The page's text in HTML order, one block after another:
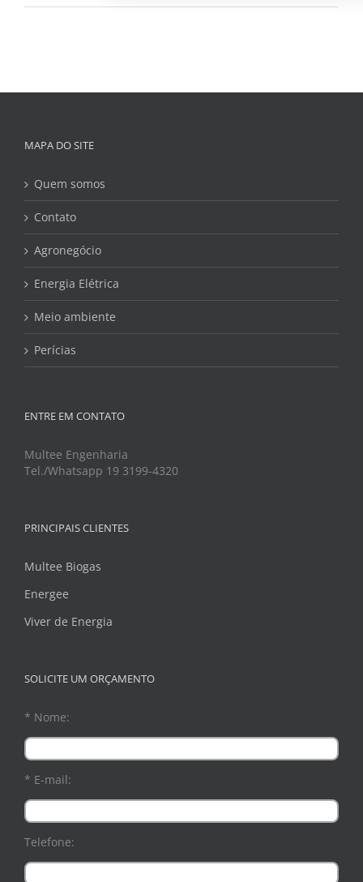
MAPA DO SITE
Quem somos
Contato
Agronegócio
Energia Elétrica
Meio ambiente
Perícias
ENTRE EM CONTATO
Multee Engenharia
Tel./Whatsapp 19 3199-4320
PRINCIPAIS CLIENTES
Multee Biogas
Energee
Viver de Energia
SOLICITE UM ORÇAMENTO
* Nome:
* E-mail:
Telefone: